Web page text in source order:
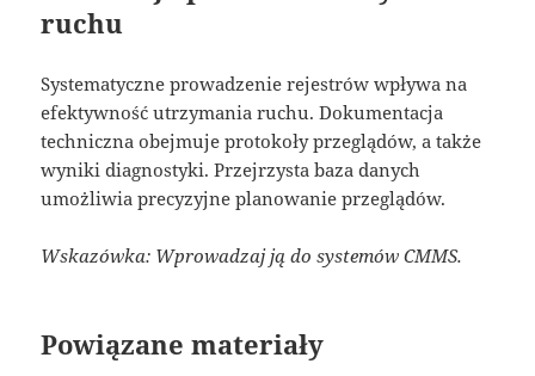
ruchu
Systematyczne prowadzenie rejestrów wpływa na
efektywność utrzymania ruchu. Dokumentacja
techniczna obejmuje protokoły przeglądów, a także
wyniki diagnostyki. Przejrzysta baza danych
umożliwia precyzyjne planowanie przeglądów.
Wskazówka: Wprowadzaj ją do systemów CMMS.
Powiązane materiały